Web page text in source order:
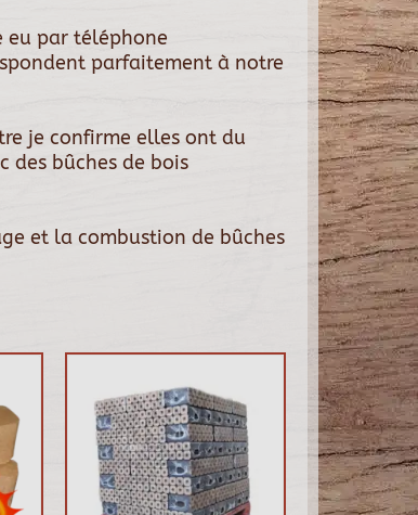
eu par téléphone
parfaitement à notre
je confirme elles ont du
des bûches de bois
et la combustion de bûches